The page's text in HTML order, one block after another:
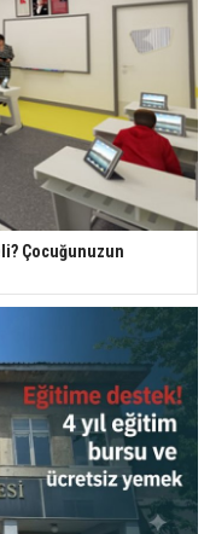
Çocuğunuzun